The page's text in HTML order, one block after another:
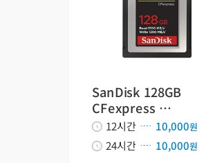
SanDisk 128GB
CFexpress …
12시간 10,000원
24시간 10,000원